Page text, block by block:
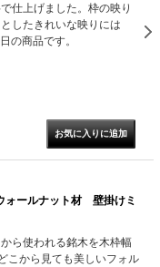
仕上げました。枠の映り
したきれいな映りには
の商品です。
ールナット材 壁掛けミ
ら使われる銘木を木枠幅
こから見ても美しいフォル